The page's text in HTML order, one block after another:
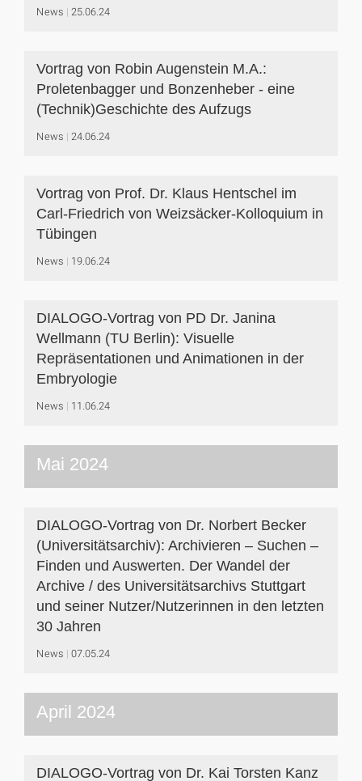
News 25.06.24
Vortrag von Robin Augenstein M.A.:
Proletenbagger und Bonzenheber - eine
(Technik)Geschichte des Aufzugs
News 24.06.24
Vortrag von Prof. Dr. Klaus Hentschel im
Carl-Friedrich von Weizsäcker-Kolloquium in
Tübingen
News 19.06.24
DIALOGO-Vortrag von PD Dr. Janina
Wellmann (TU Berlin): Visuelle
Repräsentationen und Animationen in der
Embryologie
News 11.06.24
Mai 2024
DIALOGO-Vortrag von Dr. Norbert Becker
(Universitätsarchiv): Archivieren – Suchen –
Finden und Auswerten. Der Wandel der
Archive / des Universitätsarchivs Stuttgart
und seiner Nutzer/Nutzerinnen in den letzten
30 Jahren
News 07.05.24
April 2024
DIALOGO-Vortrag von Dr. Kai Torsten Kanz